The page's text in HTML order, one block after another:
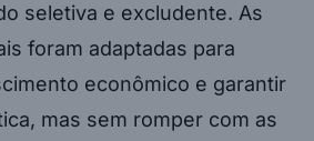
seletiva e excludente. As
foram adaptadas para
econômico e garantir
mas sem romper com as